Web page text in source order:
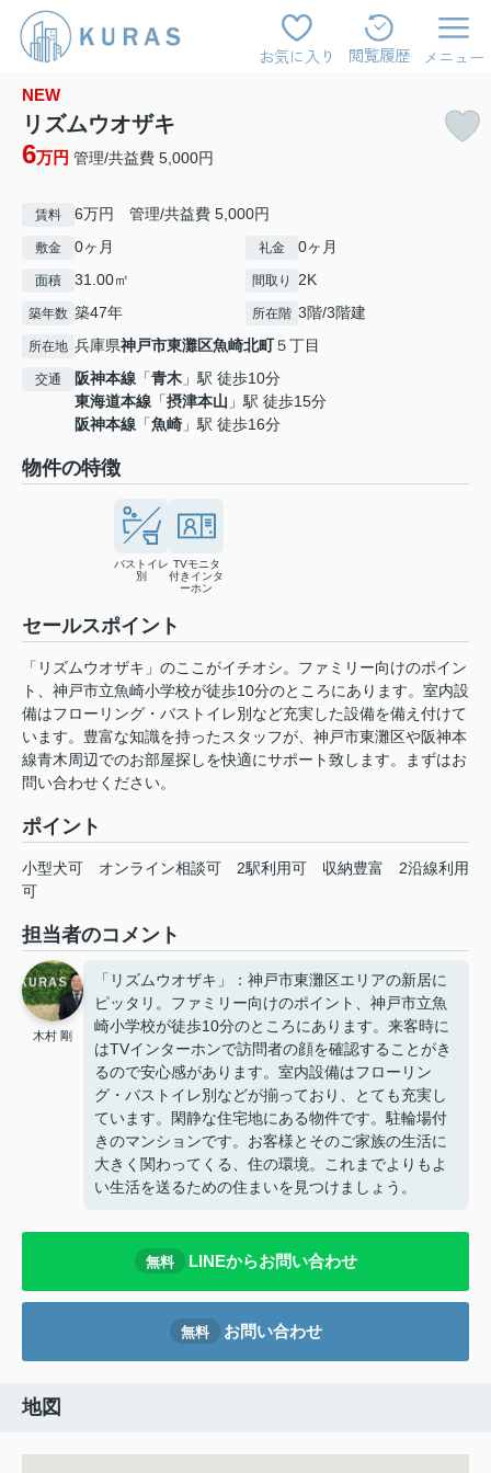
お気に入り 閲覧履歴 メニュー
NEW
リズムウオザキ
6万円 管理/共益費 5,000円
賃料 6万円 管理/共益費 5,000円
敷金 0ヶ月 礼金 0ヶ月
面積 31.00㎡ 間取り 2K
築年数 築47年 所在階 3階/3階建
所在地 兵庫県神戸市東灘区魚崎北町５丁目
交通 阪神本線 「青木 」駅 徒歩10分
東海道本線 「摂津本山 」駅 徒歩15分
阪神本線 「魚崎 」駅 徒歩16分
物件の特徴
バストイレ
別
TVモニタ
付きインタ
ーホン
セールスポイント
「リズムウオザキ」のここがイチオシ。ファミリー向けのポイン
ト、神戸市立魚崎小学校が徒歩10分のところにあります。室内設
備はフローリング・バストイレ別など充実した設備を備え付けて
います。豊富な知識を持ったスタッフが、神戸市東灘区や阪神本
線青木周辺でのお部屋探しを快適にサポート致します。まずはお
問い合わせください。
ポイント
小型犬可 オンライン相談可 2駅利用可 収納豊富
2沿線利用
可
担当者のコメント
木村 剛
「リズムウオザキ」：神戸市東灘区エリアの新居に
ピッタリ。ファミリー向けのポイント、神戸市立魚
崎小学校が徒歩10分のところにあります。来客時に
はTVインターホンで訪問者の顔を確認することがき
るので安心感があります。室内設備はフローリン
グ・バストイレ別などが揃っており、とても充実し
ています。閑静な住宅地にある物件です。駐輪場付
きのマンションです。お客様とそのご家族の生活に
大きく関わってくる、住の環境。これまでよりもよ
い生活を送るための住まいを見つけましょう。
無料 LINEからお問い合わせ
無料 お問い合わせ
地図